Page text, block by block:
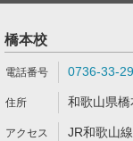
橋本校
0736-33-
和歌山県
JR和歌山